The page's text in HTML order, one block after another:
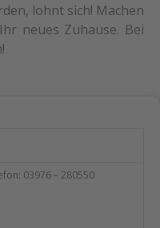
lohnt sich! Machen
neues Zuhause. Bei
03976 – 280550